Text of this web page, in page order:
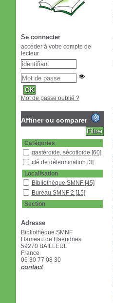
Se connecter
accéder à votre compte de
lecteur
Mot de passe oublié ?
Affiner ou comparer
Catégories
gastéroïde, sécotioïde [60]
clé de détermination [3]
Localisation
Bibliothèque SMNF [45]
Bureau SMNF 2 [15]
Section
Documentaire
Livres[3]
Revues étrangères
(étagère A)[5]
Revues françaises
(étagère D)
Adresse
Bibliothèque SMNF
Hameau de Haendries
59270 BAILLEUL
France
06 30 77 08 30
contact